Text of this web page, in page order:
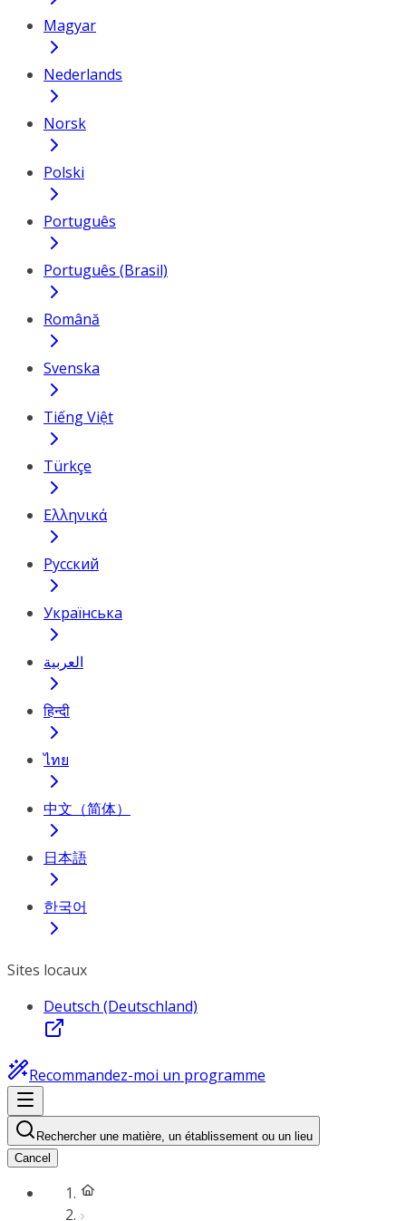
Magyar
Nederlands
Norsk
Polski
Português
Português (Brasil)
Română
Svenska
Tiếng Việt
Türkçe
Ελληνικά
Русский
Українська
العربية
हिन्दी
ไทย
中文（简体）
日本語
한국어
Sites locaux
Deutsch (Deutschland)
Recommandez-moi un programme
Rechercher une matière, un établissement ou un lieu
Cancel